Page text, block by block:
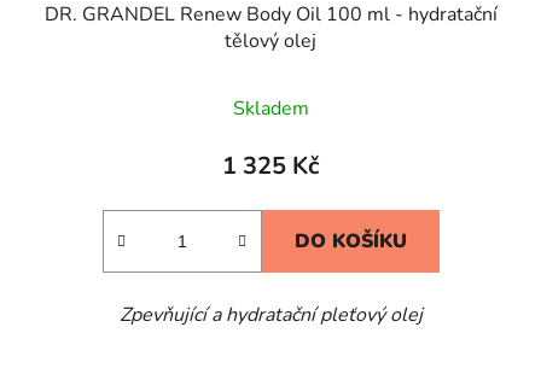
DR. GRANDEL Renew Body Oil 100 ml - hydratační
tělový olej
Skladem
1 325 Kč
DO KOŠÍKU
Zpevňující a hydratační pleťový olej